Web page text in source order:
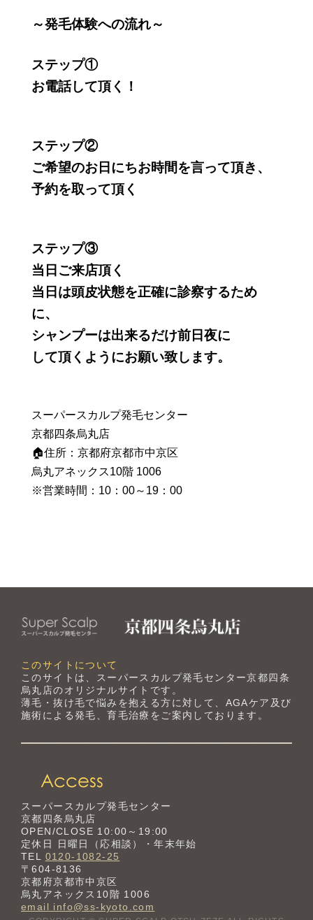
～発毛体験への流れ～
ステップ①
お電話して頂く！
ステップ②
ご希望のお日にちお時間を言って頂き、
予約を取って頂く
ステップ③
当日ご来店頂く
当日は頭皮状態を正確に診察するため
に、
シャンプーは出来るだけ前日夜に
して頂くようにお願い致します。
スーパースカルプ発毛センター
京都四条烏丸店
🏠住所：京都府京都市中京区
烏丸アネックス10階 1006
※営業時間：10：00～19：00
このサイトについて
このサイトは、スーパースカルプ発毛センター京都四条
烏丸店のオリジナルサイトです。
薄毛・抜け毛で悩みを抱える方に対して、AGAケア及び
施術による発毛、育毛治療をご案内しております。
スーパースカルプ発毛センター
京都四条烏丸店
OPEN/CLOSE 10:00～19:00
定休日 日曜日（応相談）・年末年始
TEL 0120-1082-25
〒604-8136
京都府京都市中京区
烏丸アネックス10階 1006
email info@ss-kyoto.com